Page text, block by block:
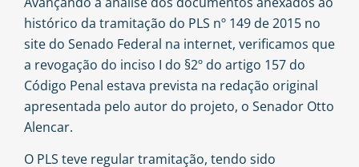
histórico da tramitação do PLS nº 149 de 2015 no
site do Senado Federal na internet, verificamos que
a revogação do inciso I do §2º do artigo 157 do
Código Penal estava prevista na redação original
apresentada pelo autor do projeto, o Senador Otto
Alencar.
O PLS teve regular tramitação, tendo sido